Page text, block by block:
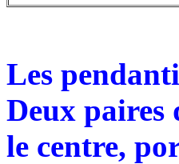
Les
Deux paires
le centre,